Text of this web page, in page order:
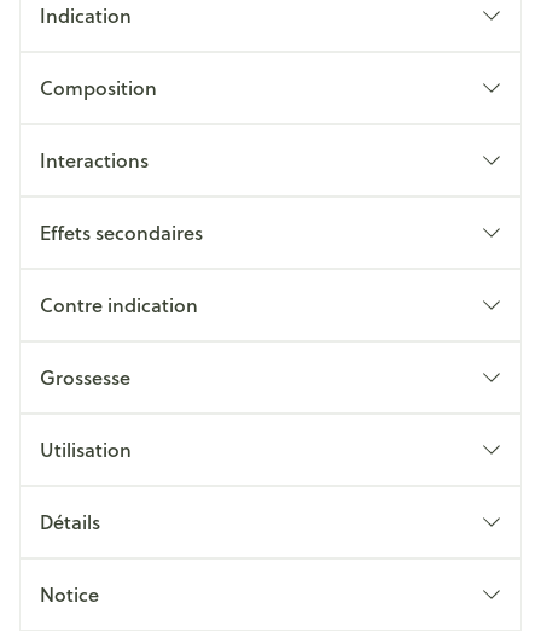
Indication
Composition
Interactions
Effets secondaires
Contre indication
Grossesse
Utilisation
Détails
Notice